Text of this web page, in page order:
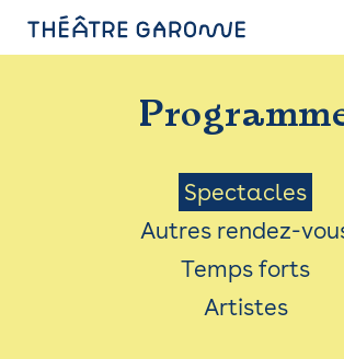
PROGRAMME
INFOS PRATIQUES
AVEC LES PUBLICS
ACCESSIBILITÉ
LES PRODUCTIONS
Menu
Saison
Spectacles
Autres rendez-
Temps forts
Artistes